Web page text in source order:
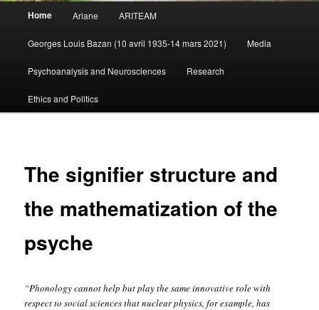
Skip
to
primary
Home Ariane ARITEAM
Georges Louis Bazan (10 avril 1935-14 mars 2021) Media
Psychoanalysis and Neurosciences Research
Ethics and Politics
The signifier structure and
the mathematization of the
psyche
“Phonology cannot help but play the same innovative role with
respect to social sciences that nuclear physics, for example, has